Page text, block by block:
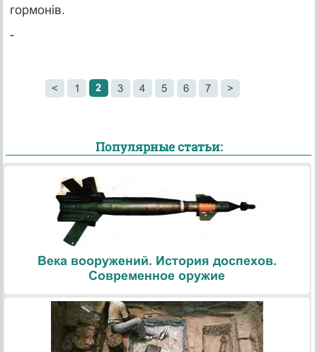
гормонів.
-
< 1 2 3 4 5 6 7 >
Популярные статьи:
Века вооружений. История доспехов.
Современное оружие